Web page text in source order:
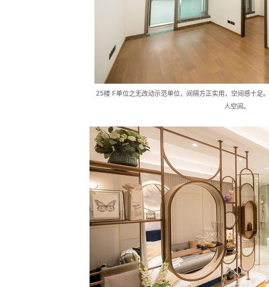
25楼 F单位之无改动示范单位，间隔方正实用，空间感十足
人空间。